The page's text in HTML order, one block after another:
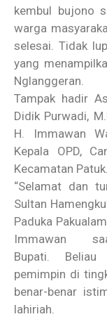
kembul bujono
warga
selesai. Tidak
yang
Nglanggeran.
Tampak hadir
Didik Purwadi,
H. Immawan
Kepala OPD,
Kecamatan Patuk.
“Selamat dan
Sultan
Paduka
Immawan
Bupati. Beliau
pemimpin di
benar-benar
lahiriah.